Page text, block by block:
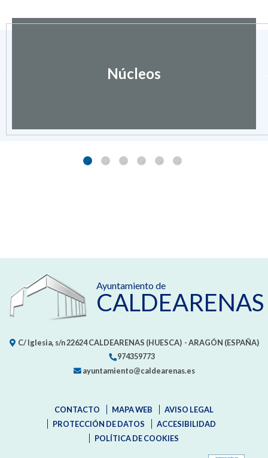
Núcleos
Ayuntamiento de
CALDEARENAS
C/ Iglesia, s/n22624 CALDEARENAS (HUESCA) - ARAGÓN (ESPAÑA)
974359773
ayuntamiento@caldearenas.es
CONTACTO MAPA WEB
AVISO LEGAL
PROTECCIÓN DE DATOS
ACCESIBILIDAD
POLÍTICA DE COOKIES